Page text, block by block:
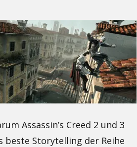
Assassin’s Creed 2 und 3
beste Storytelling der Reihe